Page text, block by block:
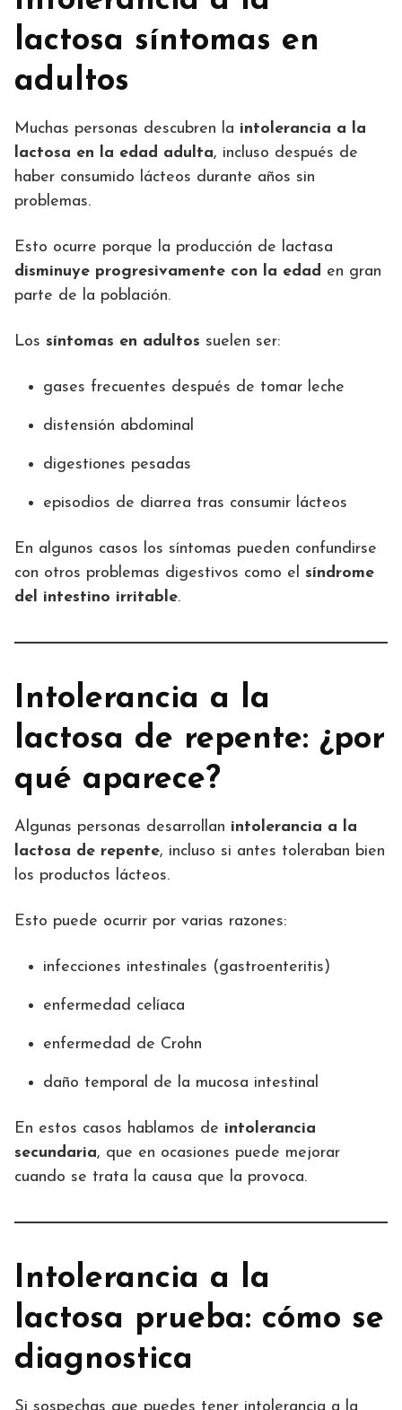
lactosa síntomas en
adultos
Muchas personas descubren la intolerancia a la
lactosa en la edad adulta, incluso después de
haber consumido lácteos durante años sin
problemas.
Esto ocurre porque la producción de lactasa
disminuye progresivamente con la edad en gran
parte de la población.
Los síntomas en adultos suelen ser:
gases frecuentes después de tomar leche
distensión abdominal
digestiones pesadas
episodios de diarrea tras consumir lácteos
En algunos casos los síntomas pueden confundirse
con otros problemas digestivos como el síndrome
del intestino irritable.
Intolerancia a la
lactosa de repente: ¿por
qué aparece?
Algunas personas desarrollan intolerancia a la
lactosa de repente, incluso si antes toleraban bien
los productos lácteos.
Esto puede ocurrir por varias razones:
infecciones intestinales (gastroenteritis)
enfermedad celíaca
enfermedad de Crohn
daño temporal de la mucosa intestinal
En estos casos hablamos de intolerancia
secundaria, que en ocasiones puede mejorar
cuando se trata la causa que la provoca.
Intolerancia a la
lactosa prueba: cómo se
diagnostica